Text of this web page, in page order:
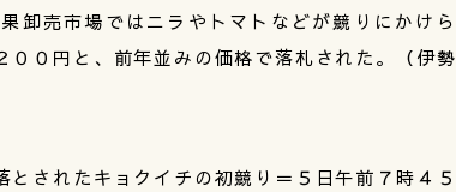
卸売市場ではニラやトマトなどが競りにかけら
０円と、前年並みの価格で落札された。（伊勢
とされたキョクイチの初競り＝５日午前７時４５